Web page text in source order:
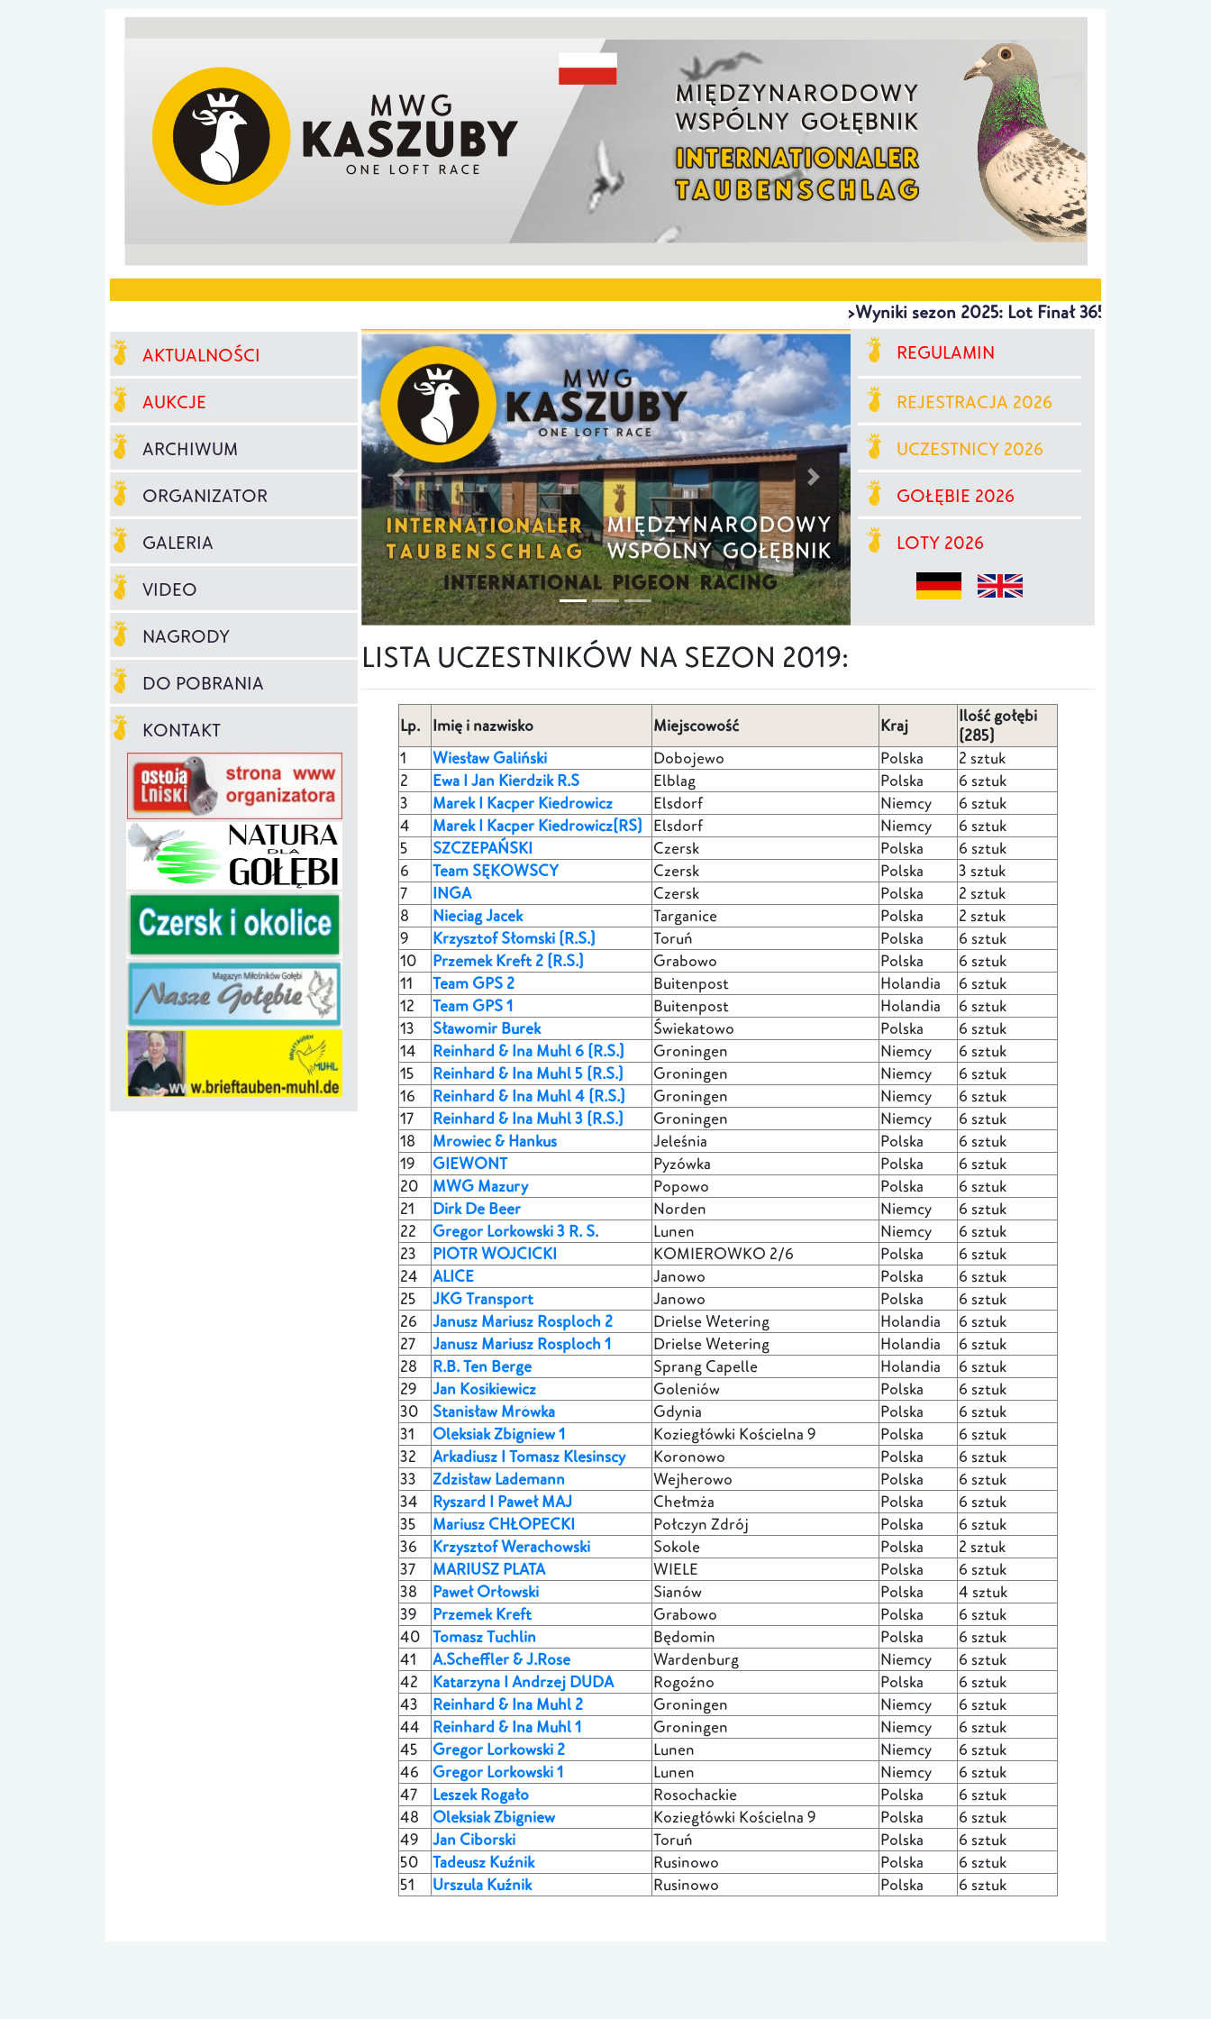
>Wyniki sezon 2025: Lot Finał 365 km
AKTUALNOŚCI
AUKCJE
ARCHIWUM
ORGANIZATOR
GALERIA
VIDEO
NAGRODY
DO POBRANIA
KONTAKT
REGULAMIN
REJESTRACJA 2026
UCZESTNICY 2026
GOŁĘBIE 2026
LOTY 2026
LISTA UCZESTNIKÓW NA SEZON 2019:
Lp. Imię i nazwisko Miejscowość Kraj
Ilość gołębi
(285)
1
Wiesław Galiński Dobojewo Polska
2 sztuk
2
Ewa I Jan Kierdzik R.S Elblag Polska
6 sztuk
3
Marek I Kacper Kiedrowicz Elsdorf Niemcy
6 sztuk
4
Marek I Kacper Kiedrowicz(RS) Elsdorf Niemcy
6 sztuk
5
SZCZEPAŃSKI Czersk Polska
6 sztuk
6
Team SĘKOWSCY Czersk Polska
3 sztuk
7
INGA Czersk Polska
2 sztuk
8
Nieciag Jacek Targanice Polska
2 sztuk
9
Krzysztof Słomski (R.S.) Toruń Polska
6 sztuk
10
Przemek Kreft 2 (R.S.) Grabowo Polska
6 sztuk
11
Team GPS 2 Buitenpost Holandia
6 sztuk
12
Team GPS 1 Buitenpost Holandia
6 sztuk
13
Sławomir Burek Świekatowo Polska
6 sztuk
14
Reinhard & Ina Muhl 6 (R.S.) Groningen Niemcy
6 sztuk
15
Reinhard & Ina Muhl 5 (R.S.) Groningen Niemcy
6 sztuk
16
Reinhard & Ina Muhl 4 (R.S.) Groningen Niemcy
6 sztuk
17
Reinhard & Ina Muhl 3 (R.S.) Groningen Niemcy
6 sztuk
18
Mrowiec & Hankus Jeleśnia Polska
6 sztuk
19
GIEWONT Pyzówka Polska
6 sztuk
20
MWG Mazury Popowo Polska
6 sztuk
21
Dirk De Beer Norden Niemcy
6 sztuk
22
Gregor Lorkowski 3 R. S. Lunen Niemcy
6 sztuk
23
PIOTR WOJCICKI KOMIEROWKO 2/6 Polska
6 sztuk
24
ALICE Janowo Polska
6 sztuk
25
JKG Transport Janowo Polska
6 sztuk
26
Janusz Mariusz Rosploch 2 Drielse Wetering Holandia
6 sztuk
27
Janusz Mariusz Rosploch 1 Drielse Wetering Holandia
6 sztuk
28
R.B. Ten Berge Sprang Capelle Holandia
6 sztuk
29
Jan Kosikiewicz Goleniów Polska
6 sztuk
30
Stanisław Mrówka Gdynia Polska
6 sztuk
31
Oleksiak Zbigniew 1 Koziegłówki Kościelna 9 Polska
6 sztuk
32
Arkadiusz I Tomasz Klesinscy Koronowo Polska
6 sztuk
33
Zdzisław Lademann Wejherowo Polska
6 sztuk
34
Ryszard I Paweł MAJ Chełmża Polska
6 sztuk
35
Mariusz CHŁOPECKI Połczyn Zdrój Polska
6 sztuk
36
Krzysztof Werachowski Sokole Polska
2 sztuk
37
MARIUSZ PLATA WIELE Polska
6 sztuk
38
Paweł Orłowski Sianów Polska
4 sztuk
39
Przemek Kreft Grabowo Polska
6 sztuk
40
Tomasz Tuchlin Będomin Polska
6 sztuk
41
A.Scheffler & J.Rose Wardenburg Niemcy
6 sztuk
42
Katarzyna I Andrzej DUDA Rogoźno Polska
6 sztuk
43
Reinhard & Ina Muhl 2 Groningen Niemcy
6 sztuk
44
Reinhard & Ina Muhl 1 Groningen Niemcy
6 sztuk
45
Gregor Lorkowski 2 Lunen Niemcy
6 sztuk
46
Gregor Lorkowski 1 Lunen Niemcy
6 sztuk
47
Leszek Rogało Rosochackie Polska
6 sztuk
48
Oleksiak Zbigniew Koziegłówki Kościelna 9 Polska
6 sztuk
49
Jan Ciborski Toruń Polska
6 sztuk
50
Tadeusz Kuźnik Rusinowo Polska
6 sztuk
51
Urszula Kuźnik Rusinowo Polska 6 sztuk